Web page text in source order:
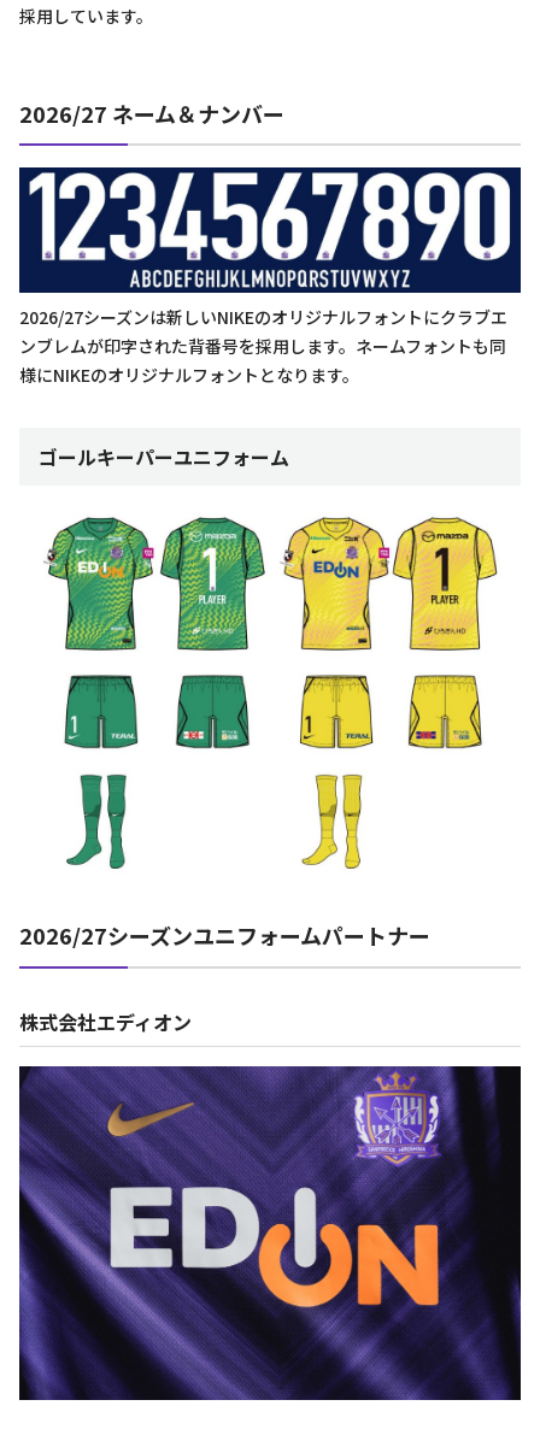
採用しています。
2026/27 ネーム＆ナンバー
2026/27シーズンは新しいNIKEのオリジナルフォントにクラブエ
ンブレムが印字された背番号を採用します。ネームフォントも同
様にNIKEのオリジナルフォントとなります。
ゴールキーパーユニフォーム
2026/27シーズンユニフォームパートナー
株式会社エディオン